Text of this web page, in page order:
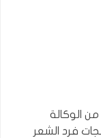
الوكالة
فرد الشعر